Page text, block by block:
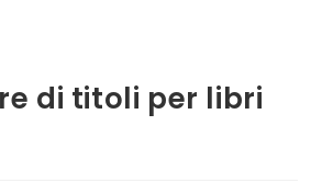
di titoli per libri